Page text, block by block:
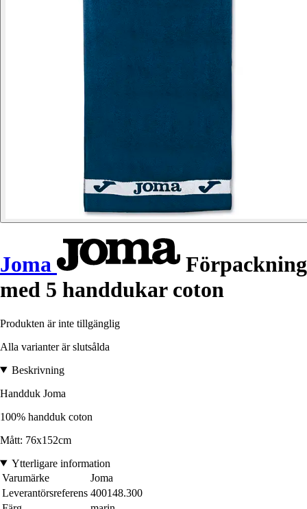
Joma
Förpackning
med 5 handdukar coton
Produkten är inte tillgänglig
Alla varianter är slutsålda
Beskrivning
Handduk Joma
100% handduk coton
Mått: 76x152cm
Ytterligare information
Varumärke
Joma
Leverantörsreferens 400148.300